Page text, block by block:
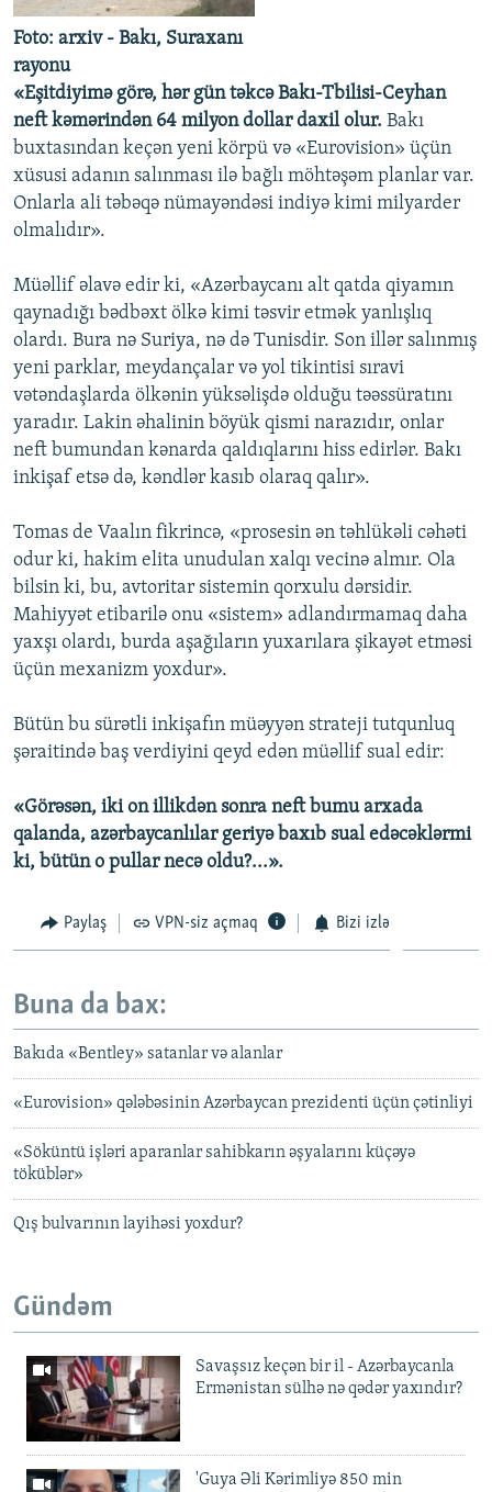
Foto: arxiv - Bakı, Suraxanı
rayonu
«Eşitdiyimə görə, hər gün təkcə Bakı-Tbilisi-Ceyhan
neft kəmərindən 64 milyon dollar daxil olur. Bakı
buxtasından keçən yeni körpü və «Eurovision» üçün
xüsusi adanın salınması ilə bağlı möhtəşəm planlar var.
Onlarla ali təbəqə nümayəndəsi indiyə kimi milyarder
olmalıdır».
Müəllif əlavə edir ki, «Azərbaycanı alt qatda qiyamın
qaynadığı bədbəxt ölkə kimi təsvir etmək yanlışlıq
olardı. Bura nə Suriya, nə də Tunisdir. Son illər salınmış
yeni parklar, meydançalar və yol tikintisi sıravi
vətəndaşlarda ölkənin yüksəlişdə olduğu təəssüratını
yaradır. Lakin əhalinin böyük qismi narazıdır, onlar
neft bumundan kənarda qaldıqlarını hiss edirlər. Bakı
inkişaf etsə də, kəndlər kasıb olaraq qalır».
Tomas de Vaalın fikrincə, «prosesin ən təhlükəli cəhəti
odur ki, hakim elita unudulan xalqı vecinə almır. Ola
bilsin ki, bu, avtoritar sistemin qorxulu dərsidir.
Mahiyyət etibarilə onu «sistem» adlandırmamaq daha
yaxşı olardı, burda aşağıların yuxarılara şikayət etməsi
üçün mexanizm yoxdur».
Bütün bu sürətli inkişafın müəyyən strateji tutqunluq
şəraitində baş verdiyini qeyd edən müəllif sual edir:
«Görəsən, iki on illikdən sonra neft bumu arxada
qalanda, azərbaycanlılar geriyə baxıb sual edəcəklərmi
ki, bütün o pullar necə oldu?...».
Paylaş VPN-siz açmaq Bizi izlə
Buna da bax:
Bakıda «Bentley» satanlar və alanlar
«Eurovision» qələbəsinin Azərbaycan prezidenti üçün çətinliyi
«Söküntü işləri aparanlar sahibkarın əşyalarını küçəyə
töküblər»
Qış bulvarının layihəsi yoxdur?
Gündəm
Savaşsız keçən bir il - Azərbaycanla
Ermənistan sülhə nə qədər yaxındır?
'Guya Əli Kərimliyə 850 min